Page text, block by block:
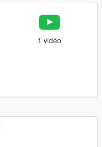
1 vidéo